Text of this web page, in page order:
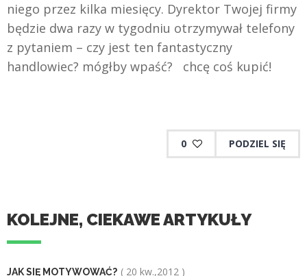
niego przez kilka miesięcy. Dyrektor Twojej firmy
będzie dwa razy w tygodniu otrzymywał telefony
z pytaniem – czy jest ten fantastyczny
handlowiec? mógłby wpaść? chcę coś kupić!
0 PODZIEL SIĘ
KOLEJNE, CIEKAWE ARTYKUŁY
JAK SIĘ MOTYWOWAĆ? ( 20 kw.,2012 )